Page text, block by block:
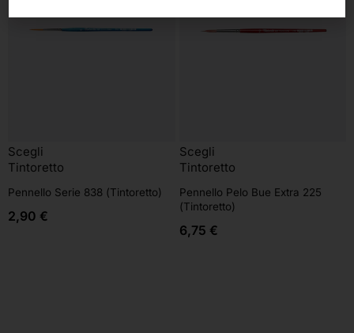
Scegli
Tintoretto
Pennello Serie 838 (Tintoretto)
2,90 €
Scegli
Tintoretto
Pennello Pelo Bue Extra 225
(Tintoretto)
6,75 €